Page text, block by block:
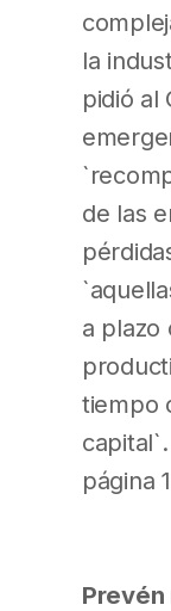
la
pidió al
de las
a plazo
tiempo
página
Prevén